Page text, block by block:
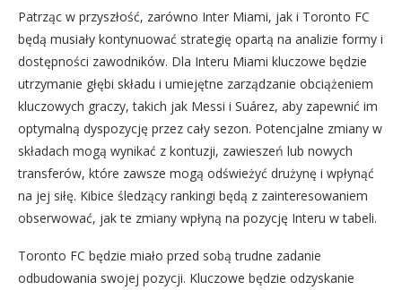
Patrząc w przyszłość, zarówno Inter Miami, jak i Toronto FC
będą musiały kontynuować strategię opartą na analizie formy i
dostępności zawodników. Dla Interu Miami kluczowe będzie
utrzymanie głębi składu i umiejętne zarządzanie obciążeniem
kluczowych graczy, takich jak Messi i Suárez, aby zapewnić im
optymalną dyspozycję przez cały sezon. Potencjalne zmiany w
składach mogą wynikać z kontuzji, zawieszeń lub nowych
transferów, które zawsze mogą odświeżyć drużynę i wpłynąć
na jej siłę. Kibice śledzący rankingi będą z zainteresowaniem
obserwować, jak te zmiany wpłyną na pozycję Interu w tabeli.
Toronto FC będzie miało przed sobą trudne zadanie
odbudowania swojej pozycji. Kluczowe będzie odzyskanie